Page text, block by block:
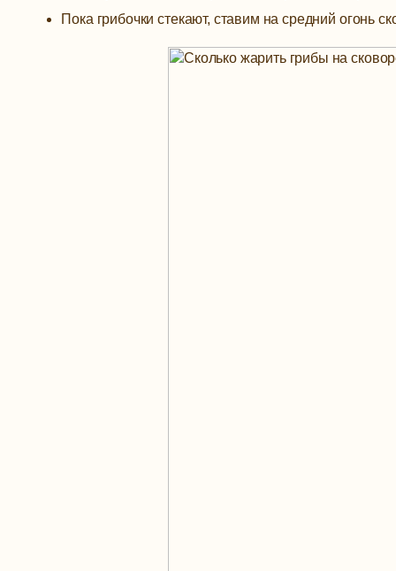
Пока грибочки стекают, ставим на средний огонь